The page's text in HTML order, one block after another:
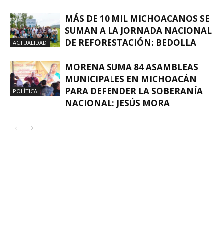
ACTUALIDAD
MÁS DE 10 MIL MICHOACANOS SE
SUMAN A LA JORNADA NACIONAL
DE REFORESTACIÓN: BEDOLLA
POLÍTICA
MORENA SUMA 84 ASAMBLEAS
MUNICIPALES EN MICHOACÁN
PARA DEFENDER LA SOBERANÍA
NACIONAL: JESÚS MORA